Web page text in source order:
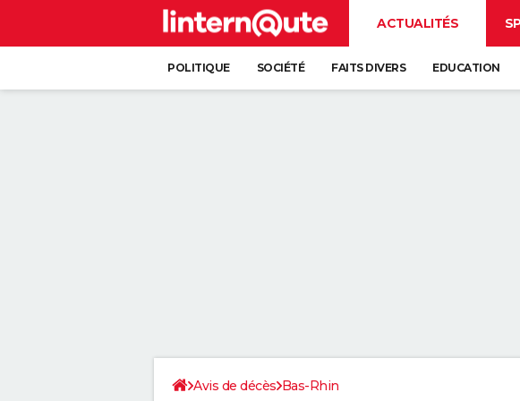
ACTUALITÉS
POLITIQUE SOCIÉTÉ FAITS DIVERS EDUCATION
Avis de décès Bas-Rhin